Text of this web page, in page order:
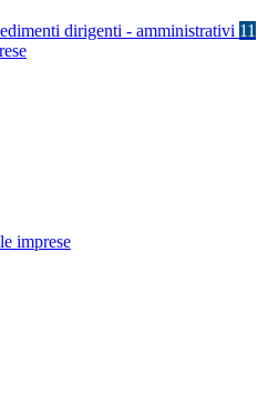
dirigenti - amministrativi 11
imprese